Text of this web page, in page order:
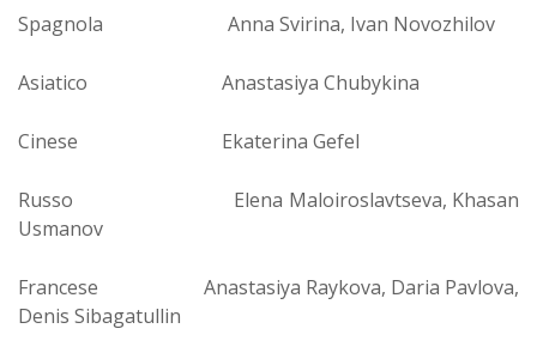
Spagnola Anna Svirina, Ivan Novozhilov
Asiatico Anastasiya Chubykina
Cinese Ekaterina Gefel
Russo Elena Maloiroslavtseva, Khasan
Usmanov
Francese Anastasiya Raykova, Daria Pavlova,
Denis Sibagatullin